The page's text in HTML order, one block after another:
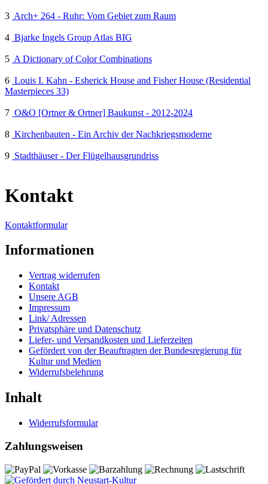
3 Arch+ 264 - Ruhr: Vom Gebiet zum Raum
4 Bjarke Ingels Group Atlas BIG
5 A Dictionary of Color Combinations
6 Louis I. Kahn - Esherick House and Fisher House (Residential
Masterpieces 33)
7 O&O [Ortner & Ortner] Baukunst - 2012-2024
8 Kirchenbauten - Ein Archiv der Nachkriegsmoderne
9 Stadthäuser - Der Flügelhausgrundriss
Kontakt
Kontaktformular
Informationen
Vertrag widerrufen
Kontakt
Unsere AGB
Impressum
Link/ Adressen
Privatsphäre und Datenschutz
Liefer- und Versandkosten und Lieferzeiten
Gefördert von der Beauftragten der Bundesregierung für
Kultur und Medien
Widerrufsbelehrung
Inhalt
Widerrufsformular
Zahlungsweisen